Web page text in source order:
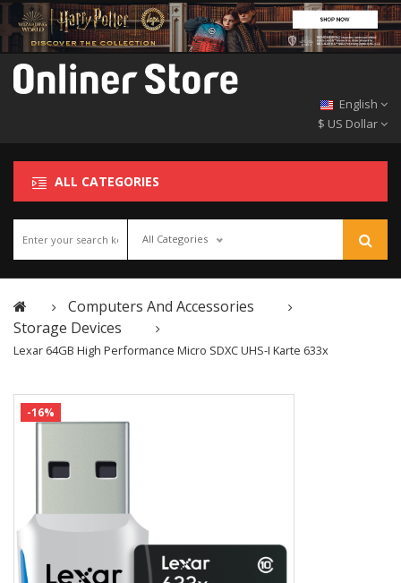
English
$ US Dollar
ALL CATEGORIES
All Categories
Computers And Accessories
Storage Devices
Lexar 64GB High Performance Micro SDXC UHS-I Karte 633x
-16%